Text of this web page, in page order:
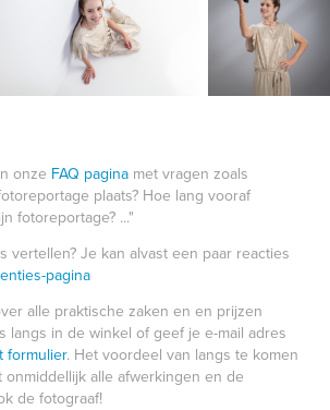
onze FAQ pagina met vragen zoals
plaats? Hoe lang vooraf
fotoreportage? ..."
vertellen? Je kan alvast een paar reacties
pagina
alle praktische zaken en en prijzen
langs in de winkelof geef je e-mail adres
formulier. Het voordeel van langs te komen
onmiddellijk alle afwerkingen en de
de fotograaf!